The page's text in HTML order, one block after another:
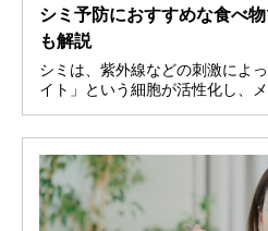
シミ予防におすすめな食べ
も解説
シミは、紫外線などの刺激によ
イト」という細胞が活性化し、